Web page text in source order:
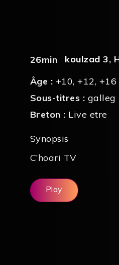
26min koulzad 3,
Âge : +10,+12, +16
Sous-titres : galleg
Breton : Live etre
Synopsis
C’hoari TV
Play